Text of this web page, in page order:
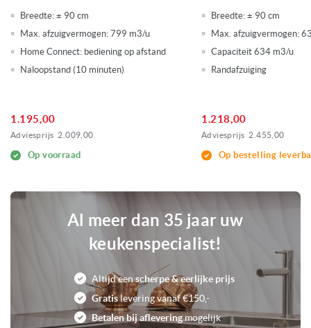
Breedte: ± 90 cm
Max. afzuigvermogen: 799 m3/u
Home Connect: bediening op afstand
Naloopstand (10 minuten)
1.195,00
Adviesprijs 2.009,00
Op voorraad
Breedte: ± 90 cm
Max. afzuigvermogen:
Capaciteit 634 m3/u
Randafzuiging
1.218,00
Adviesprijs 2.455,00
Op bestelling
Al meer dan 35 jaar uw
keukenspecialist!
Altijd eenscherpe & eerlijke prijs
Gratislevering vanaf €150,-
Betalen bij afleveringmogelijk